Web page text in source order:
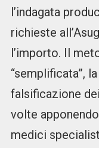
l’indagata
richieste
l’importo. Il
“semplificata”,
falsificazione
volte
medici